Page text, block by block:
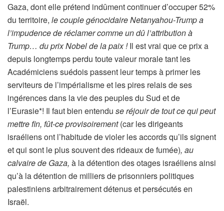
Gaza, dont elle prétend indûment continuer d’occuper 52%
du territoire, le couple génocidaire Netanyahou-Trump a
l’impudence de réclamer comme un dû l’attribution à
Trump… du prix Nobel de la paix !Il est vrai que ce prix a
depuis longtemps perdu toute valeur morale tant les
Académiciens suédois passent leur temps à primer les
serviteurs de l’impérialisme et les pires relais de ses
ingérences dans la vie des peuples du Sud et de
l’Eurasie*! Il faut bien entendu se réjouir de tout ce qui peut
mettre fin, fût-ce provisoirement(car les dirigeants
israéliens ont l’habitude de violer les accords qu’ils signent
et qui sont le plus souvent des rideaux de fumée), au
calvaire de Gaza, à la détention des otages israéliens ainsi
qu’à la détention de milliers de prisonniers politiques
palestiniens arbitrairement détenus et persécutés en
Israël.